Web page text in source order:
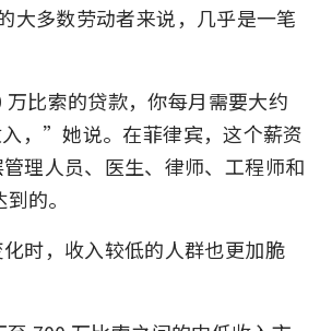
大多数劳动者来说，几乎是一笔
万比索的贷款，你每月需要大约
，”她说。在菲律宾，这个薪资
理人员、医生、律师、工程师和
的。
时，收入较低的人群也更加脆